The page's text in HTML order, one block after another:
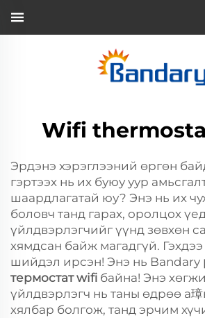
Wifi
Эрдэнэ хэрэглээний өргөн
гэртээх нь их буюу уур
шаардлагатай юу? Энэ нь их
боловч танд гарах, оролцох
үйлдвэрлэгчийг үүнд зөвхөн
хямдсан байж магадгүй.
шийдэл ирсэн! Энэ нь Bandary
термостат wifi байна! Энэ
үйлдвэрлэгч нь таны өдрөө а
хялбар болгож, танд эрчим